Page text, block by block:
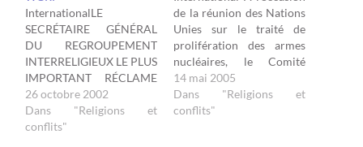
InternationalLE
SECRÉTAIRE GÉNÉRAL
DU REGROUPEMENT
INTERRELIGIEUX LE PLUS
IMPORTANT RÉCLAME
UNE GRANDE
PRUDENCE DANS
L'EMPLOI DE LA FORCE
26 octobre 2002
Dans "Religions et
conflits"
de la réunion des Nations
Unies sur le traité de
prolifération des armes
nucléaires, le Comité
exécutif de la Conférence
mondiale des Religions
pour la Paix a adopté le 6
14 mai 2005
Dans "Religions et
conflits"